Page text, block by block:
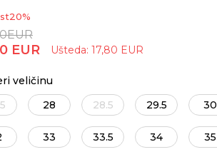
20%
EUR
EUR Ušteda: 17,80 EUR
veličinu
28 28.5 29.5 30
33 33.5 34 35